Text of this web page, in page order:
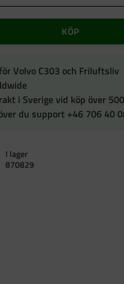
KÖP
Volvo C303 och Friluftsliv
i Sverige vid köp över
du support +46 706 40
I lager
870829